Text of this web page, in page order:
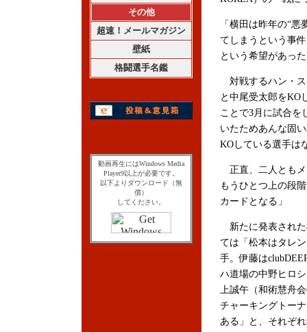
その他
超速！メールマガジン
壁紙
格闘選手名鑑
動画再生にはWindows Media
Player9以上が必要です。
以下よりダウンロード（無
償）
してください。
「横田は昨年の“
てしまうという事
という希望があっ
対戦するハン・ス
と中尾受太郎をKO
ことで3月に試合を
いたためあんな固
KOしている選手は
正直、二人ともメ
もうひとつ上の段
カードとなる」
新たに発表された
ては「松本はタレ
手。伊藤は
ハ道場の中野ヒロ
上誠午（和術慧舟
チャーキングトー
ある」と、それぞ